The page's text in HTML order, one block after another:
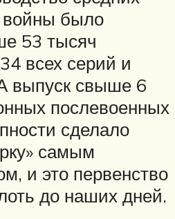
войны было
53 тысяч
всех серий и
выпуск свыше 6
послевоенных
сделало
самым
и это первенство
до наших дней.